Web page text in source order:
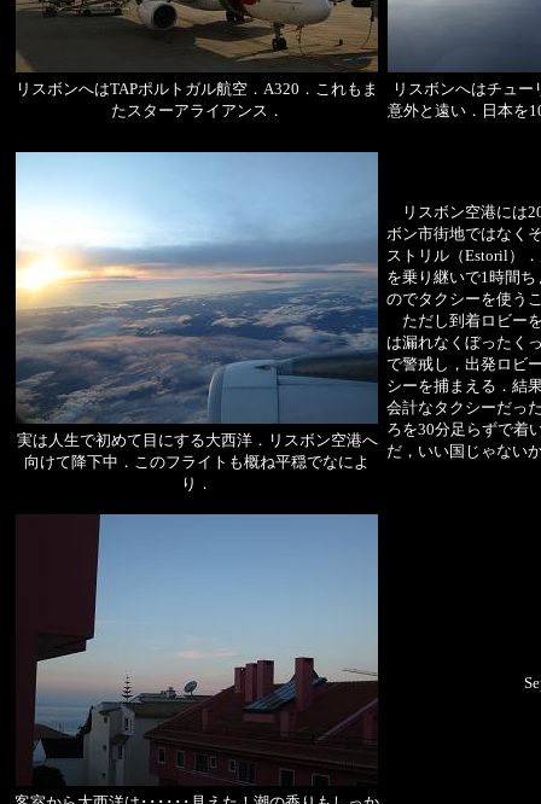
リスボンへはTAPポルトガル航空．A320．これもま
たスターアライアンス．
リスボンへはチュ
意外と遠い．日本を
実は人生で初めて目にする大西洋．リスボン空港へ
向けて降下中．このフライトも概ね平穏でなによ
り．
リスボン空港には
ボン市街地ではなく
ストリル（Estoril）
を乗り継いで1時間
のでタクシーを使う
ただし到着ロビー
は漏れなくぼったく
で警戒し，出発ロビ
シーを捕まえる．結
会計なタクシーだっ
ろを30分足らずで着
だ，いい国じゃない